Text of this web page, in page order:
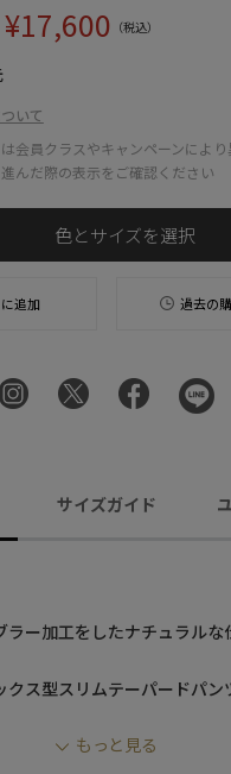
¥17,600 （税込）
いて
会員クラスやキャンペーンによ
んだ際の表示をご確認ください
色とサイズを選択
追加 過去の
サイズガイド
ラー加工をしたナチュラルな
ス型スリムテーパードパン
もっと見る